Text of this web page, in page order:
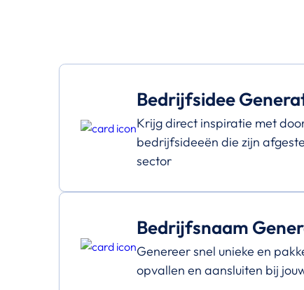
Bedrijfsidee
Krijg direct inspiratie met
bedrijfsideeën die zijn
sector
Bedrijfsnaam
Genereer snel unieke en
opvallen en aansluiten bij